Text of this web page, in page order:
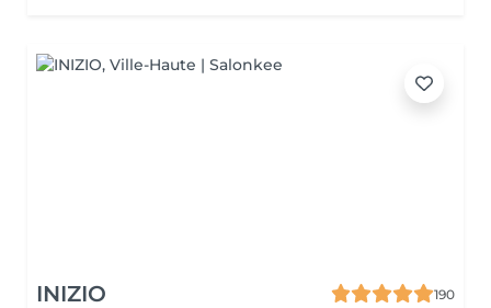
INIZIO
190